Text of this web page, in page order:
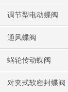
调节型电动蝶阀
通风蝶阀
蜗轮传动蝶阀
对夹式软密封蝶阀